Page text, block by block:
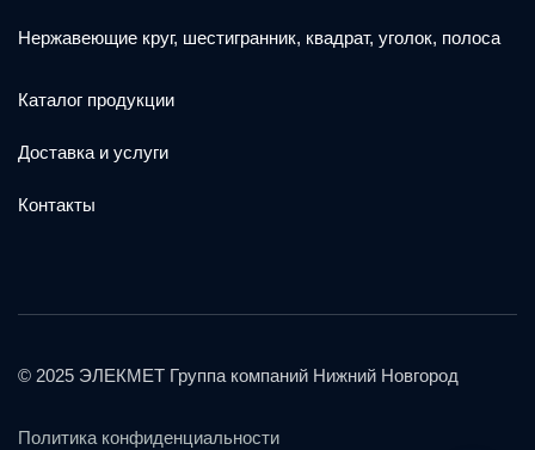
Нержавеющие круг, шестигранник, квадрат, уголок, полоса
Каталог продукции
Доставка и услуги
Контакты
© 2025 ЭЛЕКМЕТ Группа компаний Нижний Новгород
Политика конфиденциальности